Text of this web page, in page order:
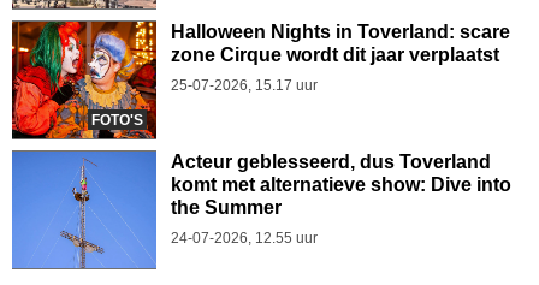
FOTO'S
Halloween Nights in Toverland: scare
zone Cirque wordt dit jaar verplaatst
25-07-2026, 15.17 uur
Acteur geblesseerd, dus Toverland
komt met alternatieve show: Dive into
the Summer
24-07-2026, 12.55 uur